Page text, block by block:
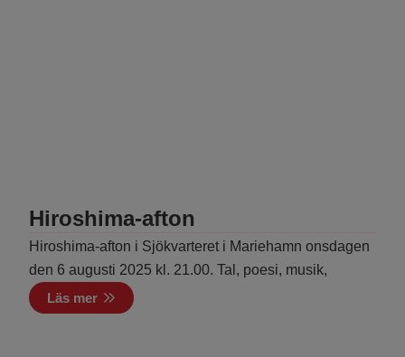
Hiroshima-afton
Hiroshima-afton i Sjökvarteret i Mariehamn onsdagen
den 6 augusti 2025 kl. 21.00. Tal, poesi, musik,
Läs mer